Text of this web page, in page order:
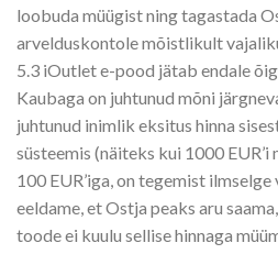
loobuda müügist ning tagastada
arvelduskontole mõistlikult
5.3 iOutlet e-pood jätab endale
Kaubaga on juhtunud mõni
juhtunud inimlik eksitus hinna
süsteemis (näiteks kui 1000
100 EUR’iga, on tegemist
eeldame, et Ostja peaks aru
toode ei kuulu sellise hinnaga